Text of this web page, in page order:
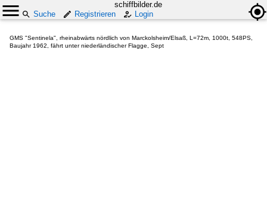
schiffbilder.de
Suche
Registrieren Login
GMS "Sentinela", rheinabwärts nördlich von Marckolsheim/Elsaß, L=72m, 1000t, 548PS,
Baujahr 1962, fährt unter niederländischer Flagge, Sept